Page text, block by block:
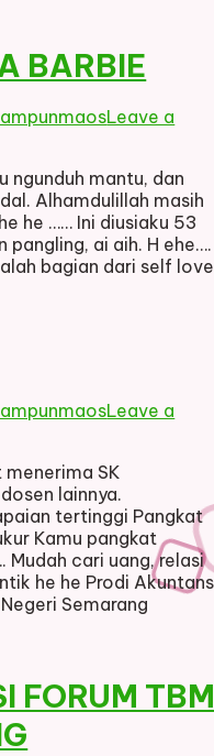
BARBIE
Leave a
ngunduh mantu, dan
Alhamdulillah masih
he …… Ini diusiaku 53
pangling, ai aih. H ehe….
bagian dari self
Leave a
menerima SK
lainnya.
tertinggi Pangkat
Kamu pangkat
cari uang, relasi
he he Prodi
Semarang
FORUM